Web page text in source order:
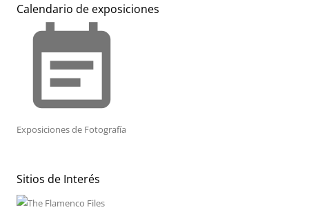
Calendario de exposiciones
event_note
Exposiciones de Fotografía
Sitios de Interés